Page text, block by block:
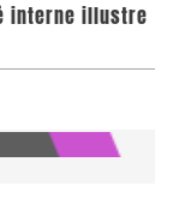
interne illustre